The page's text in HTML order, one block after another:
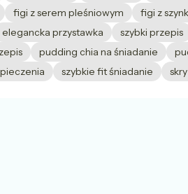
figi z serem pleśniowym figi z
elegancka przystawka szybki przepis
pudding chia na śniadanie
szybkie fit śniadanie